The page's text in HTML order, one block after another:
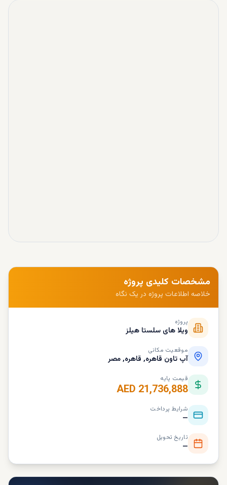
مشخصات کلیدی پروژه
خلاصه اطلاعات پروژه در یک نگاه
پروژه
ویلا های سلستا هیلز
موقعیت مکانی
آپ تاون قاهره, قاهره, مصر
قیمت پایه
AED 21,736,888
شرایط پرداخت
—
تاریخ تحویل
—